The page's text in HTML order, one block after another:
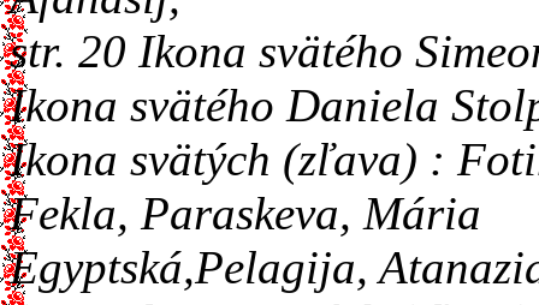
str. 20 Ikona svätého
Ikona svätého Daniela
Ikona svätých (zľava) :
Fekla, Paraskeva, Mária
Egyptská,Pelagija,